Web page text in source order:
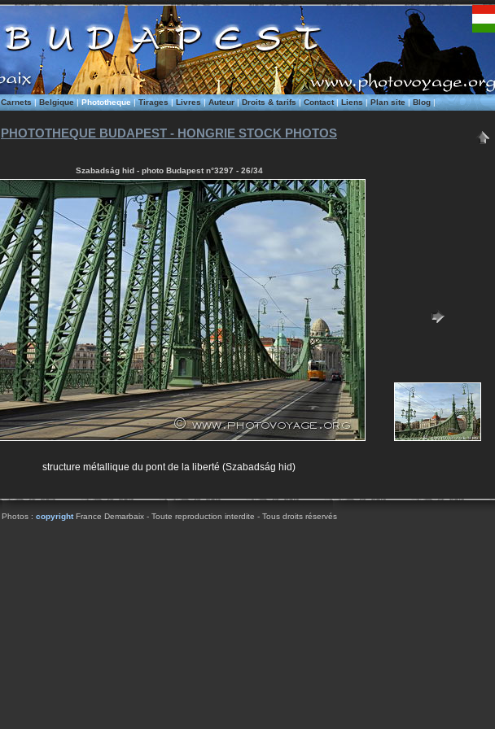
Carnets|Belgique|Phototheque|Tirages|Livres|Auteur|Droits & tarifs|Contact|Liens|Plan site|Blog|
PHOTOTHEQUE BUDAPEST - HONGRIE STOCK PHOTOS
Szabadság hid - photo Budapest n°3297 - 26/34
structure métallique du pont de la liberté (Szabadság hid)
Photos : copyrightFrance Demarbaix - Toute reproduction interdite - Tous droits réservés